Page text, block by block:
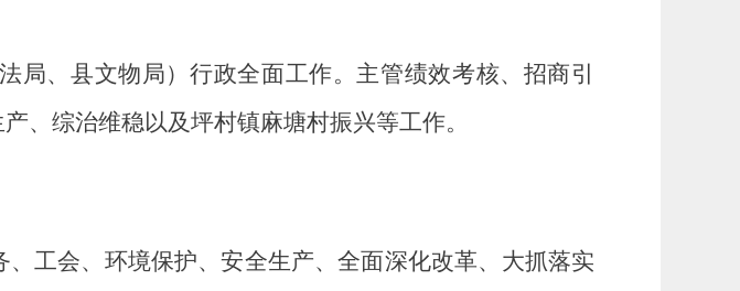
局、县文物局）行政全面工作。主管绩效考核、招商引
、综治维稳以及坪村镇麻塘村振兴等工作。
、工会、 环境保护、安全生产、全面深化改革、 大抓落实